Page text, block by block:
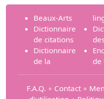
Beaux-Arts
Dictionnaire
de citations
Dictionnaire
de la
de
F.A.Q. ∘ Contact ∘